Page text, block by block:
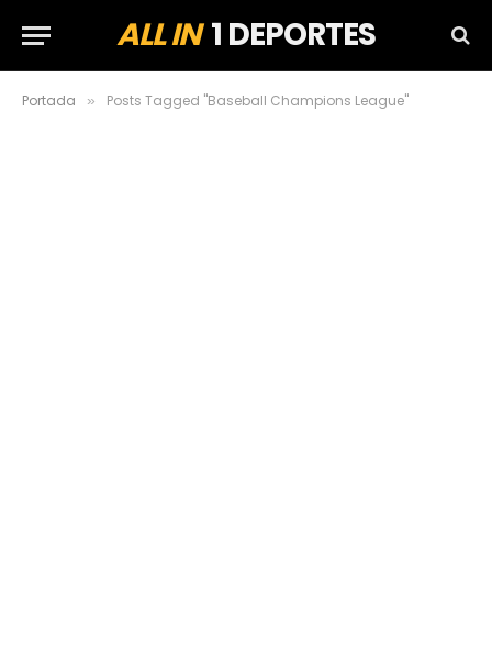
ALL IN1 DEPORTES
Portada » Posts Tagged "Baseball Champions League"